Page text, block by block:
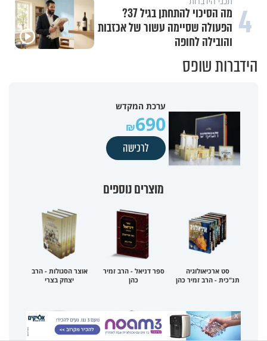
4
מה הסיכוי להתחתן בגיל 37?
הפעולה שסיימה עשור של אכזבות
והובילה לחופה
הידברות שופס
ערכת המקדש
690
לרכישה
מוצרים נוספים
סט ארכיאולוגיה
תנ"כית - הרב זמיר כהן
ספר דניאל - הרב זמיר
כהן
אוצר הסגולות - הרב
יצחק בצרי
X